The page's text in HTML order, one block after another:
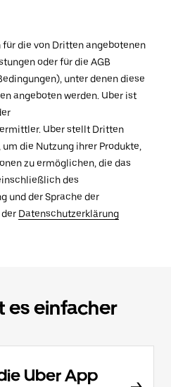
die von Dritten angebotenen
oder für die AGB
unter denen diese
angeboten werden. Uber ist
Uber stellt Dritten
die Nutzung ihrer Produkte,
zu ermöglichen, die das
des
und der Sprache der
Datenschutzerklärung
es einfacher
Uber App